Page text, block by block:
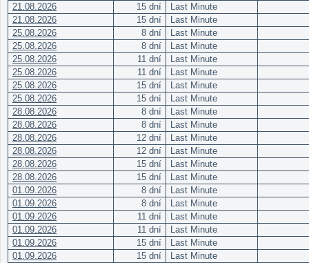
21.08.2026
15 dní
Last Minute
21.08.2026
15 dní
Last Minute
25.08.2026
8 dní
Last Minute
25.08.2026
8 dní
Last Minute
25.08.2026
11 dní
Last Minute
25.08.2026
11 dní
Last Minute
25.08.2026
15 dní
Last Minute
25.08.2026
15 dní
Last Minute
28.08.2026
8 dní
Last Minute
28.08.2026
8 dní
Last Minute
28.08.2026
12 dní
Last Minute
28.08.2026
12 dní
Last Minute
28.08.2026
15 dní
Last Minute
28.08.2026
15 dní
Last Minute
01.09.2026
8 dní
Last Minute
01.09.2026
8 dní
Last Minute
01.09.2026
11 dní
Last Minute
01.09.2026
11 dní
Last Minute
01.09.2026
15 dní
Last Minute
01.09.2026
15 dní
Last Minute